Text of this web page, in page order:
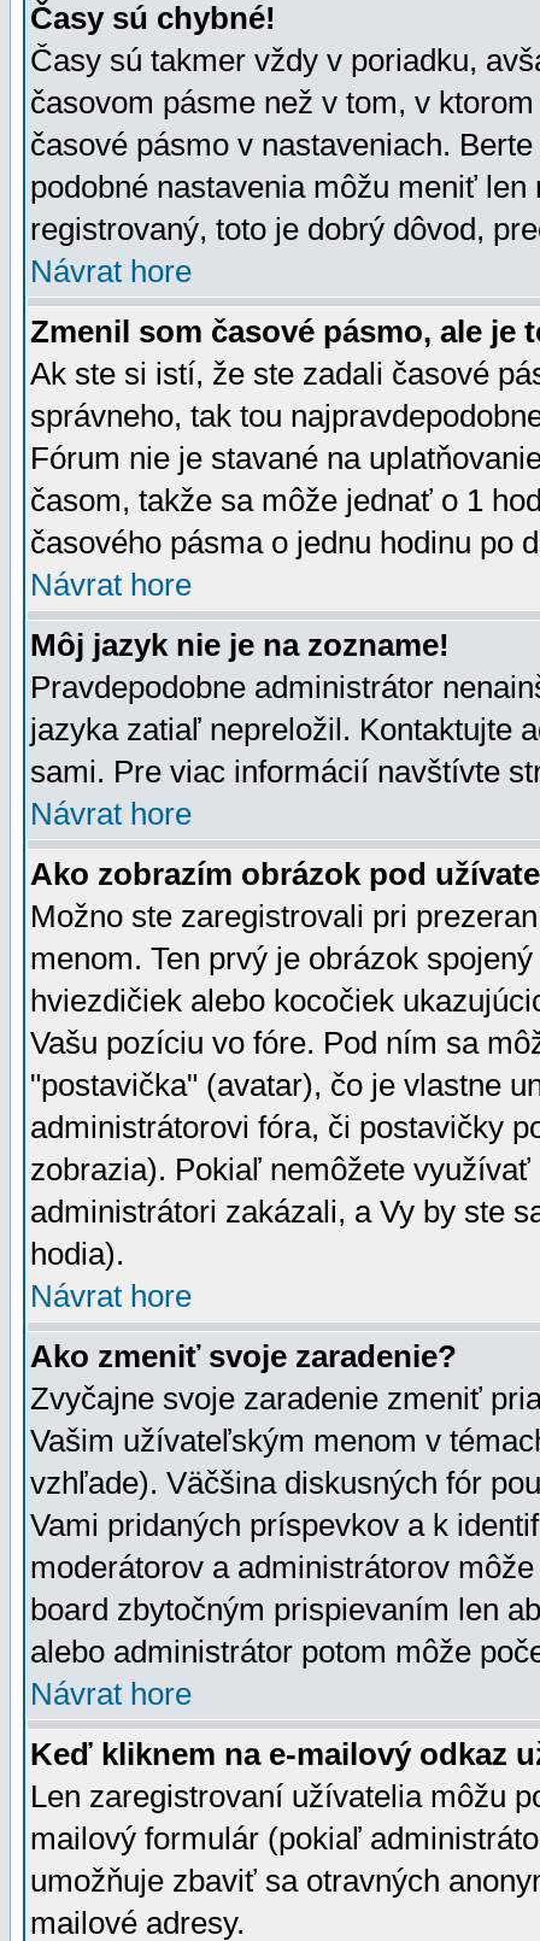
Časy sú chybné!
Časy sú takmer vždy v poriadku,
časovom pásme než v tom, v
časové pásmo v nastaveniach.
podobné nastavenia môžu meniť
registrovaný, toto je dobrý dôvod,
Návrat hore
Zmenil som časové pásmo, ale je
Ak ste si istí, že ste zadali časové
správneho, tak tou
Fórum nie je stavané na
časom, takže sa môže jednať o 1
časového pásma o jednu hodinu po
Návrat hore
Môj jazyk nie je na zozname!
Pravdepodobne administrátor
jazyka zatiaľ nepreložil. Kontaktujte
sami. Pre viac informácií navštívte
Návrat hore
Ako zobrazím obrázok pod
Možno ste zaregistrovali pri
menom. Ten prvý je obrázok
hviezdičiek alebo kocočiek
Vašu pozíciu vo fóre. Pod ním sa
"postavička" (avatar), čo je vlastne
administrátorovi fóra, či postavičky
zobrazia). Pokiaľ nemôžete
administrátori zakázali, a Vy by ste
hodia).
Návrat hore
Ako zmeniť svoje zaradenie?
Zvyčajne svoje zaradenie zmeniť
Vašim užívateľským menom v
vzhľade). Väčšina diskusných fór
Vami pridaných príspevkov a k
moderátorov a administrátorov
board zbytočným prispievaním len
alebo administrátor potom môže
Návrat hore
Keď kliknem na e-mailový odkaz
Len zaregistrovaní užívatelia môžu
mailový formulár (pokiaľ
umožňuje zbaviť sa otravných
mailové adresy.